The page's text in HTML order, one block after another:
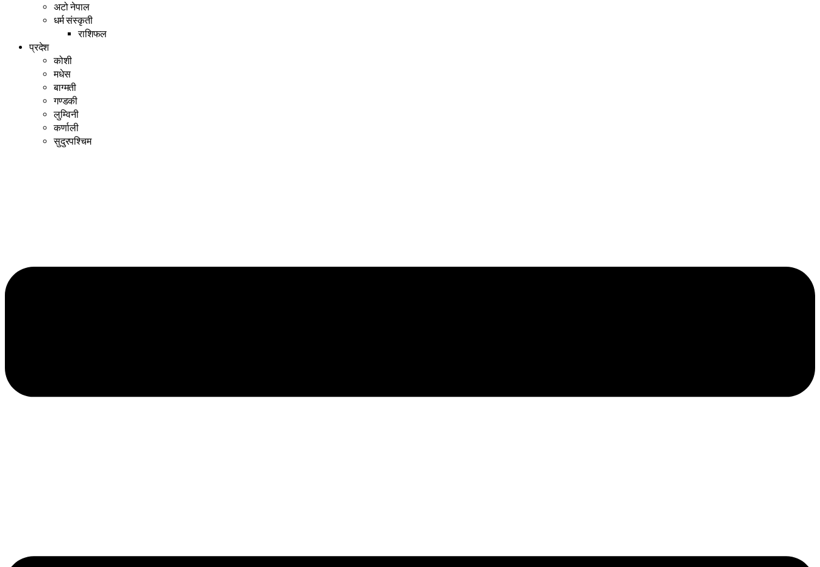
अटो नेपाल
धर्म संस्कृती
राशिफल
प्रदेश
कोशी
मधेस
बाग्मती
गण्डकी
लुम्विनी
कर्णाली
सुदुरपश्चिम